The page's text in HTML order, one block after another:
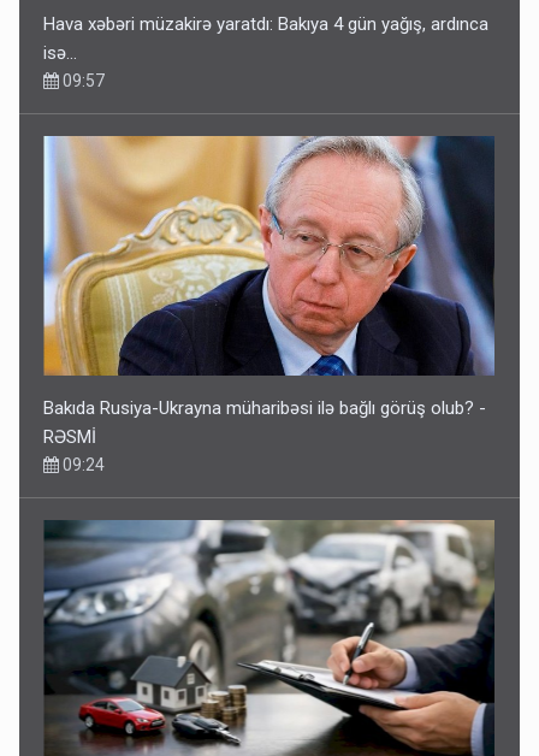
Hava xəbəri müzakirə yaratdı: Bakıya 4 gün yağış, ardınca
isə…
09:57
Bakıda Rusiya-Ukrayna müharibəsi ilə bağlı görüş olub? -
RƏSMİ
09:24